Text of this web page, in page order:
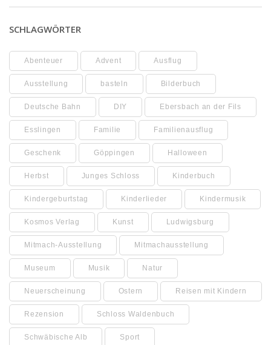
SCHLAGWÖRTER
Abenteuer Advent Ausflug
Ausstellung basteln Bilderbuch
Deutsche Bahn DIY Ebersbach an der Fils
Esslingen Familie Familienausflug
Geschenk Göppingen Halloween
Herbst Junges Schloss Kinderbuch
Kindergeburtstag Kinderlieder Kindermusik
Kosmos Verlag Kunst Ludwigsburg
Mitmach-Ausstellung Mitmachausstellung
Museum Musik Natur
Neuerscheinung Ostern Reisen mit Kindern
Rezension Schloss Waldenbuch
Schwäbische Alb Sport